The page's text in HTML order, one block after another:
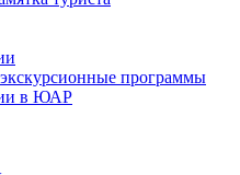
программы
в ЮАР